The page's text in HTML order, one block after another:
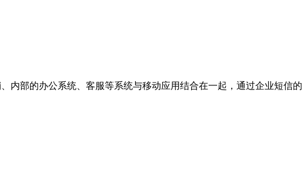
内部的办公系统、客服等系统与移动应用结合在一起，通过企业短信的